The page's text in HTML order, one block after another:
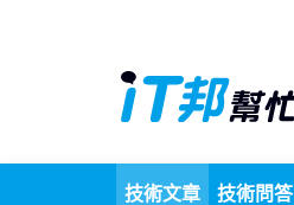
技術文章 技術問答